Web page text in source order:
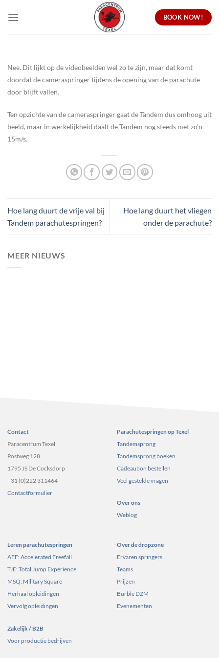
naar
BOOK NOW!
MEER NIEUWS
Nee. Dit lijkt op de videobeelden wel zo te zijn, maar dat komt
doordat de cameraspringer tijdens de opening van de parachute
door blijft vallen.
Ten opzichte van de cameraspringer gaat de Tandem dus omhoog uit
beeld, maar in werkelijkheid daalt de Tandem nog steeds met zo’n
15m/s.
Hoe lang duurt de vrije val bij
Tandem parachutespringen?
Hoe lang duurt het vliegen
onder de parachute?
Contact
Paracentrum Texel
Postweg 128
1795 JS De Cocksdorp
+31 (0)222 311464
Contactformulier
Parachutespringen op Texel
Tandemsprong
Tandemsprong boeken
Cadeaubon bestellen
Veel gestelde vragen
Over ons
Weblog
Leren parachutespringen
AFF: Accelerated Freefall
TJE: Total Jump Experience
MSQ: Military Square
Herhaal opleidingen
Vervolg opleidingen
Zakelijk / B2B
Voor productie bedrijven
Over de dropzone
Ervaren springers
Teams
Prijzen
Burble DZM
Evenementen